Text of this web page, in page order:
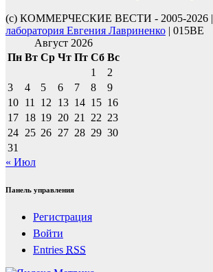
(с) КОММЕРЧЕСКИЕ ВЕСТИ - 2005-2026 |
лаборатория Евгения Лавриненко | 015BE
Август 2026
Пн Вт Ср Чт Пт Сб Вс
1
2
3
4 5 6 7 8
9
10 11 12 13 14 15 16
17 18 19 20 21 22 23
24 25 26 27 28 29 30
31
« Июл
Панель управления
Регистрация
Войти
Entries RSS